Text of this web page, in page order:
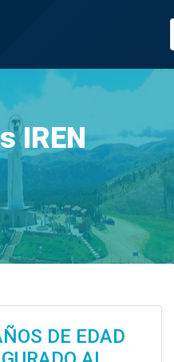
IREN
DE EDAD